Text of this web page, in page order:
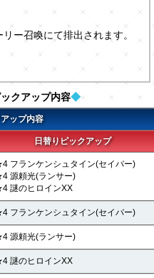
ー召喚にて排出されます。
クアップ内容◆
ップ内容
日替りピックアップ
フランケンシュタイン(セイバー)
源頼光(ランサー)
謎のヒロインXX
フランケンシュタイン(セイバー)
源頼光(ランサー)
謎のヒロインXX